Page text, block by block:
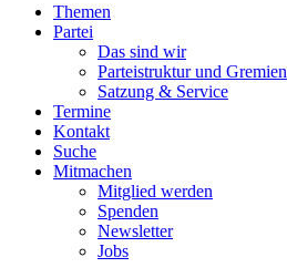
Themen
Partei
Das sind wir
Parteistruktur und Gremien
Satzung & Service
Termine
Kontakt
Suche
Mitmachen
Mitglied werden
Spenden
Newsletter
Jobs